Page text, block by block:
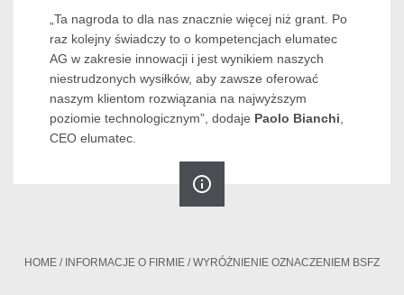
„Ta nagroda to dla nas znacznie więcej niż grant. Po
raz kolejny świadczy to o kompetencjach elumatec
AG w zakresie innowacji i jest wynikiem naszych
niestrudzonych wysiłków, aby zawsze oferować
naszym klientom rozwiązania na najwyższym
poziomie technologicznym”, dodaje Paolo Bianchi
CEO elumatec.
info_outline
HOME / INFORMACJE O FIRMIE /WYRÓŻNIENIE OZNACZENIEM BSFZ